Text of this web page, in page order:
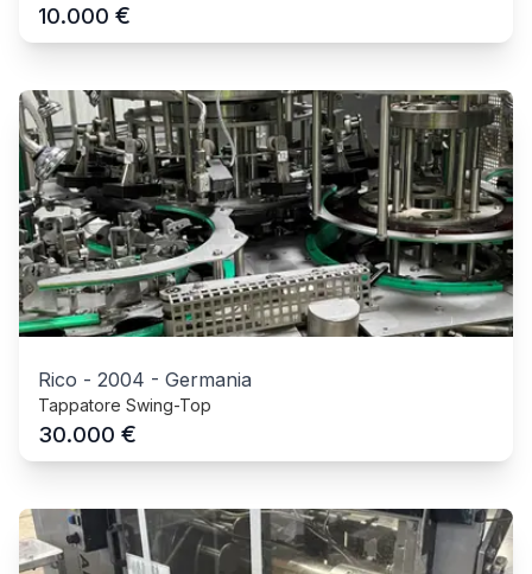
10.000 €
Rico - 2004 - Germania
Tappatore Swing-Top
30.000 €